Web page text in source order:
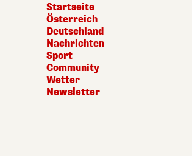
Startseite
Österreich
Deutschland
Nachrichten
Sport
Community
Wetter
Newsletter